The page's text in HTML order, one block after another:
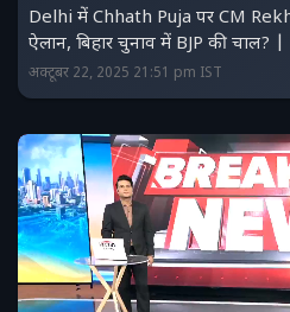
Delhi में Chhath Puja पर CM
ऐलान, बिहार चुनाव में BJP की
अक्टूबर 22, 2025 21:51 pm IST